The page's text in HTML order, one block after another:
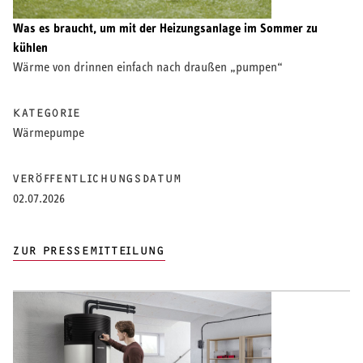
Was es braucht, um mit der Heizungsanlage im Sommer zu
kühlen
Wärme von drinnen einfach nach draußen „pumpen“
KATEGORIE
Wärmepumpe
VERÖFFENTLICHUNGSDATUM
02.07.2026
ZUR PRESSEMITTEILUNG